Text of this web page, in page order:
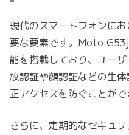
現代のスマートフォンに
要な要素です。Moto
能を搭載しており、ユー
紋認証や顔認証などの生
正アクセスを防ぐことがで
さらに、定期的なセキュ